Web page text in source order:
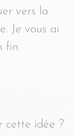
vers la
Je vous ai
fin
cette idée ?